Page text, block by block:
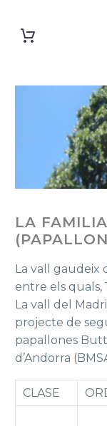
LA
La vall gaudeix
entre els quals,
La vall del
projecte de
papallones
d’Andorra
CLASE